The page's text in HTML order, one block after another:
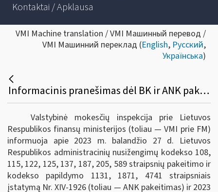
Kontaktai / Apklausa
VMI Machine translation / VMI Машинный перевод /
VMI Машинний переклад (English, Русский,
Українська)
Informacinis pranešimas dėl BK ir ANK pakeitimų
Valstybinė mokesčių inspekcija prie Lietuvos
Respublikos finansų ministerijos (toliau — VMI prie FM)
informuoja apie 2023 m. balandžio 27 d. Lietuvos
Respublikos administracinių nusižengimų kodekso 108,
115, 122, 125, 137, 187, 205, 589 straipsnių pakeitimo ir
kodekso papildymo 1131, 1871, 4741 straipsniais
įstatymą Nr. XIV-1926 (toliau — ANK pakeitimas) ir 2023